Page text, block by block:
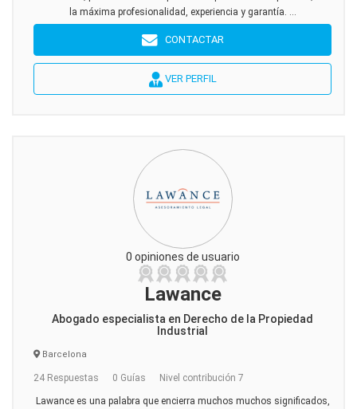
la máxima profesionalidad, experiencia y garantía. ...
CONTACTAR
VER PERFIL
0 opiniones de usuario
Lawance
Abogado especialista en Derecho de la Propiedad
Industrial
Barcelona
24 Respuestas 0 Guías Nivel contribución 7
Lawance es una palabra que encierra muchos muchos significados,